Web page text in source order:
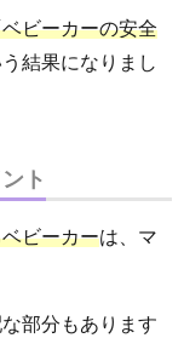
ビーカーの安全
結果になりまし
ト
ビーカーは、マ
部分もあります